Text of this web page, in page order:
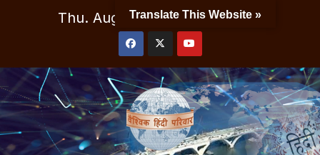
Thu. Aug 6th, 2026 1:11:32 PM
Translate This Website »